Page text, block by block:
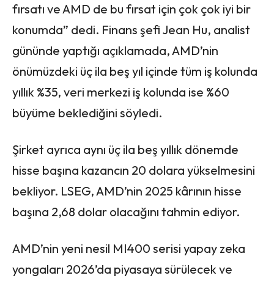
fırsatı ve AMD de bu fırsat için çok çok iyi bir
konumda” dedi. Finans şefi Jean Hu, analist
gününde yaptığı açıklamada, AMD’nin
önümüzdeki üç ila beş yıl içinde tüm iş kolunda
yıllık %35, veri merkezi iş kolunda ise %60
büyüme beklediğini söyledi.
Şirket ayrıca aynı üç ila beş yıllık dönemde
hisse başına kazancın 20 dolara yükselmesini
bekliyor. LSEG, AMD’nin 2025 kârının hisse
başına 2,68 dolar olacağını tahmin ediyor.
AMD’nin yeni nesil MI400 serisi yapay zeka
yongaları 2026’da piyasaya sürülecek ve